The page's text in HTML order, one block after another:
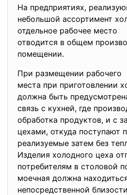
На предприятиях,
небольшой ассортимент
отдельное рабочее место
отводится в общем
помещении.
При размещении рабочего
места при приготовлении
должна быть
связь с кухней, где
обработка продуктов, и с
цехами, откуда поступают
реализуемые затем без
Изделия холодного цеха
потребителям в столовой
моечная должна
непосредственной